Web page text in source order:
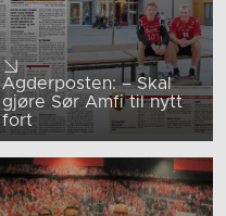
Agderposten: – Skal
gjøre Sør Amfi til nytt
fort